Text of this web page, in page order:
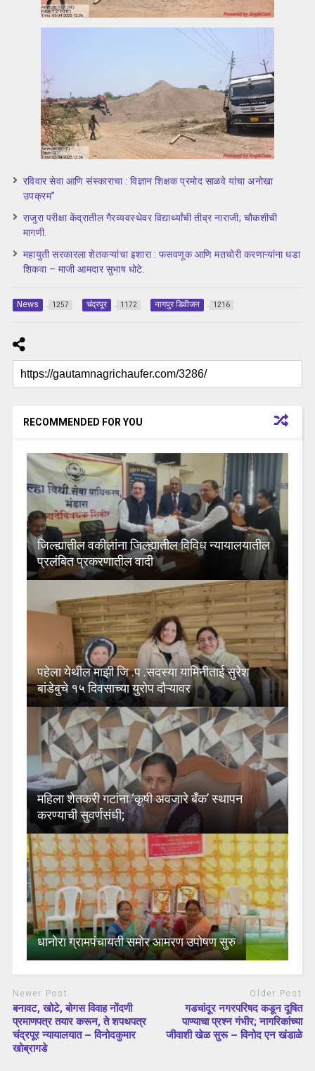
रविवार सेवा आणि संस्काराचा : विज्ञान शिक्षक प्रमोद साळवे यांचा अनोखा
उपक्रम”
राजुरा परीक्षा केंद्रातील गैरव्यवस्थेवर विद्यार्थ्यांची तीव्र नाराजी; चौकशीची
मागणी.
महायुती सरकारला शेतकऱ्यांचा इशारा : फसवणूक आणि मतचोरी करणाऱ्यांना धडा
शिकवा – माजी आमदार सुभाष धोटे.
News 1257 चंद्रपूर 1172 नागपुर डिवीजन 1216
RECOMMENDED FOR YOU
जिल्ह्यातील वकीलांना जिल्ह्यातील विविध न्यायालयातील
प्रलंबित प्रकरणातील वादी
पहेला येथील माझी जि .प .सदस्या यामिनीताई सुरेश
बांडेबुचे १५ दिवसाच्या युरोप दौऱ्यावर
महिला शेतकरी गटांना ‘कृषी अवजारे बँक’ स्थापन
करण्याची सुवर्णसंधी;
धानोरा ग्रामपंचायती समोर आमरण उपोषण सुरु
Newer Post
बनावट, खोटे, बोगस विवाह नोंदणी
प्रमाणपत्र तयार करून, ते शपथपत्र
चंद्रपूर न्यायालयात – विनोदकुमार
खोब्रागडे
Older Post
गडचांदूर नगरपरिषद कडून दूषित
पाण्याचा प्रश्‍न गंभीर; नागरिकांच्या
जीवाशी खेळ सुरू – विनोद एन खंडाळे